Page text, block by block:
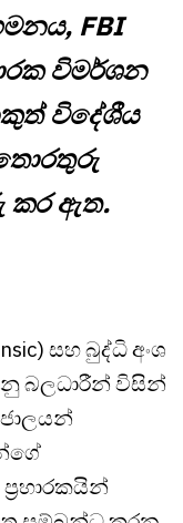
FBI
විමර්ශන
විදේශීය
කර ඇත.
සහ බුද්ධි අංශ
බලධාරීන් විසින්